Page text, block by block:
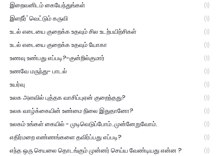
இறைவனிடம் கையேந்துங்கள் (1)
இளநீர்' வெட்டும் கருவி (1)
உடல் எடையை குறைக்க உதவும் சில உடற்பயிற்சிகள் (1)
உடல் எடையை குறைக்க உதவும் யோகா (1)
உணவு உண்பது எப்படி?-குன்றில்குமார் (1)
உணவே மருந்து- பாடல் (1)
உயர்வு (1)
உலக அளவில் புத்தக வாசிப்புஏன் குறைந்தது? (1)
உலக வாழ்க்கையின் உண்மை நிலை இதுதானோ? (1)
உலகம் உங்கள் கையில் - முடிவெடுப்போம்..முன்னேறுவோம். (1)
எதிர்மறை எண்ணங்களை தவிர்ப்பது எப்படி? (1)
எந்த ஒரு செயலை தொடங்கும் முன்னர் செய்ய வேண்டியது என்ன ? (1)